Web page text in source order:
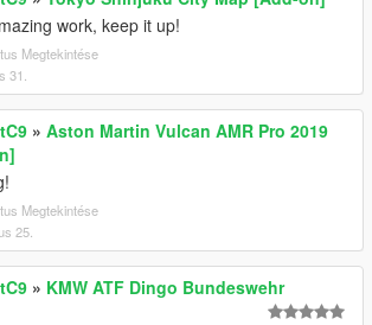
work, keep it up!
Megtekintése
31.
» Aston Martin Vulcan AMR Pro 2019
Megtekintése
25.
» KMW ATF Dingo Bundeswehr